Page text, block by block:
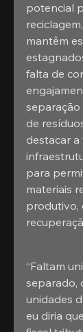
potencial
mantêm
falta de
separação
de
destacar a
para
materiais
produtivo,
“Faltam
separado,
unidades
eu diria